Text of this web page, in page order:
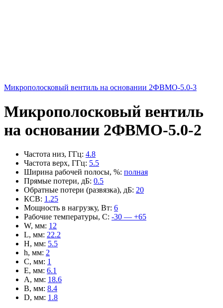
Микрополосковый вентиль на основании 2ФВМO-5.0-3
Микрополосковый вентиль
на основании 2ФВМO-5.0-2
Частота низ, ГГц: 4.8
Частота верх, ГГц: 5.5
Ширина рабочей полосы, %: полная
Прямые потери, дБ: 0.5
Обратные потери (развязка), дБ: 20
КСВ: 1.25
Мощность в нагрузку, Вт: 6
Рабочие температуры, С: -30 — +65
W, мм: 12
L, мм: 22.2
H, мм: 5.5
h, мм: 2
C, мм: 1
E, мм: 6.1
A, мм: 18.6
B, мм: 8.4
D, мм: 1.8